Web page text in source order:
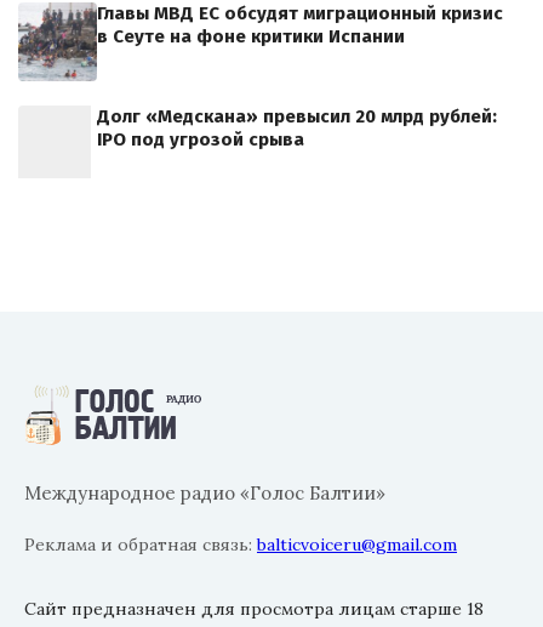
Главы МВД ЕС обсудят миграционный кризис
в Сеуте на фоне критики Испании
Долг «Медскана» превысил 20 млрд рублей:
IPO под угрозой срыва
Международное радио «Голос Балтии»
Реклама и обратная связь:balticvoiceru@gmail.com
Сайт предназначен для просмотра лицам старше 18